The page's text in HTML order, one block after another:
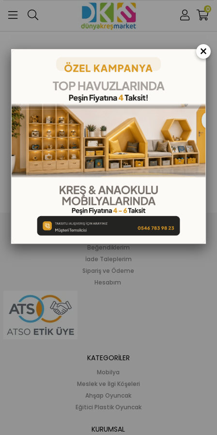
Google İle Bağlan
0
ALIŞVERİŞ BİLGİLERİ
Siparişlerim
Beğendiklerim
İade Taleplerim
Sipariş ve Ödeme
Hesabım
KATEGORİLER
Mobilya
Meslek ve İlgi Köşeleri
Ahşap Oyuncak
Eğitici Plastik Oyuncak
KURUMSAL
×